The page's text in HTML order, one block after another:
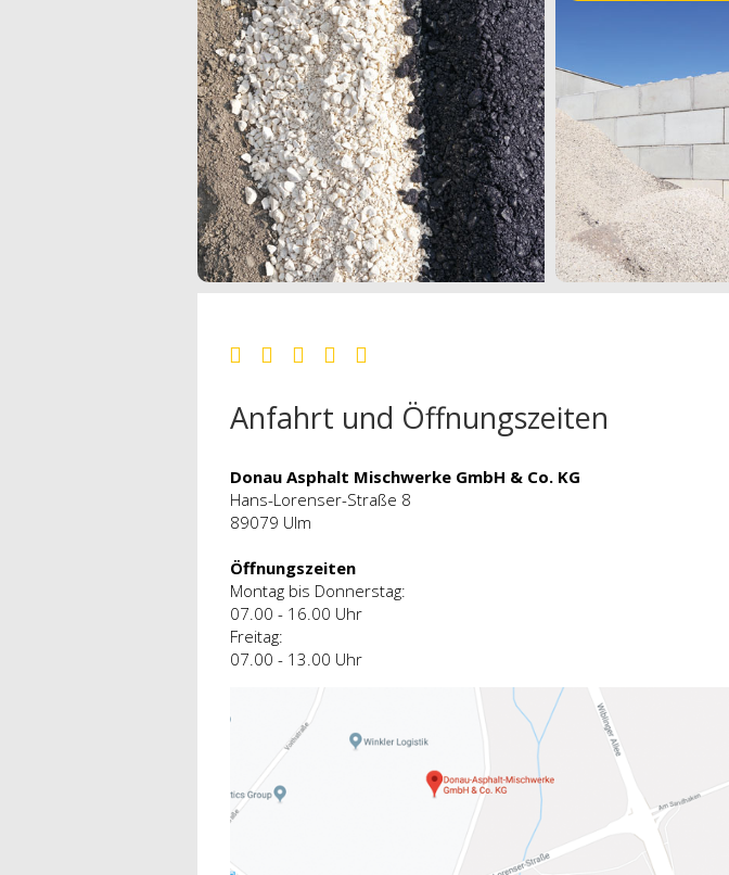
Anfahrt und Öffnungszeiten
Donau Asphalt Mischwerke GmbH & Co. KG
Hans-Lorenser-Straße 8
89079 Ulm
Öffnungszeiten
Montag bis Donnerstag:
07.00 - 16.00 Uhr
Freitag:
07.00 - 13.00 Uhr